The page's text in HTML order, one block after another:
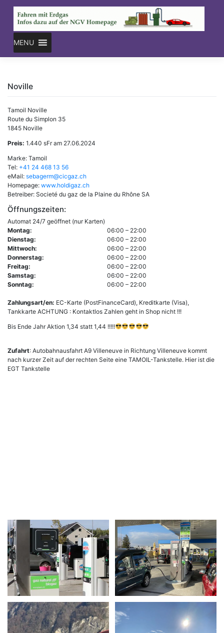
content
MENU
Noville
Tamoil Noville
Route du Simplon 35
1845 Noville
Preis: 1.440 sFr am 27.06.2024
Marke: Tamoil
Tel: +41 24 468 13 56
eMail: sebagerm@cicgaz.ch
Homepage: www.holdigaz.ch
Betreiber: Societé du gaz de la Plaine du Rhône SA
Öffnungszeiten:
Automat 24/7 geöffnet (nur Karten)
Montag:
06:00 – 22:00
Dienstag:
06:00 – 22:00
Mittwoch:
06:00 – 22:00
Donnerstag:
06:00 – 22:00
Freitag:
06:00 – 22:00
Samstag:
06:00 – 22:00
Sonntag:
06:00 – 22:00
Zahlungsart/en: EC-Karte (PostFinanceCard), Kreditkarte (Visa),
Tankkarte ACHTUNG : Kontaktlos Zahlen geht in Shop nicht !!!
Bis Ende Jahr Aktion 1,34 statt 1,44 !!!!!
Zufahrt: Autobahnausfahrt A9 Villeneuve in Richtung Villeneuve kommt
nach kurzer Zeit auf der rechten Seite eine TAMOIL-Tankstelle. Hier ist die
EGT Tankstelle